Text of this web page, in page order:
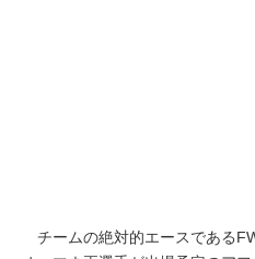
チームの絶対的エースである